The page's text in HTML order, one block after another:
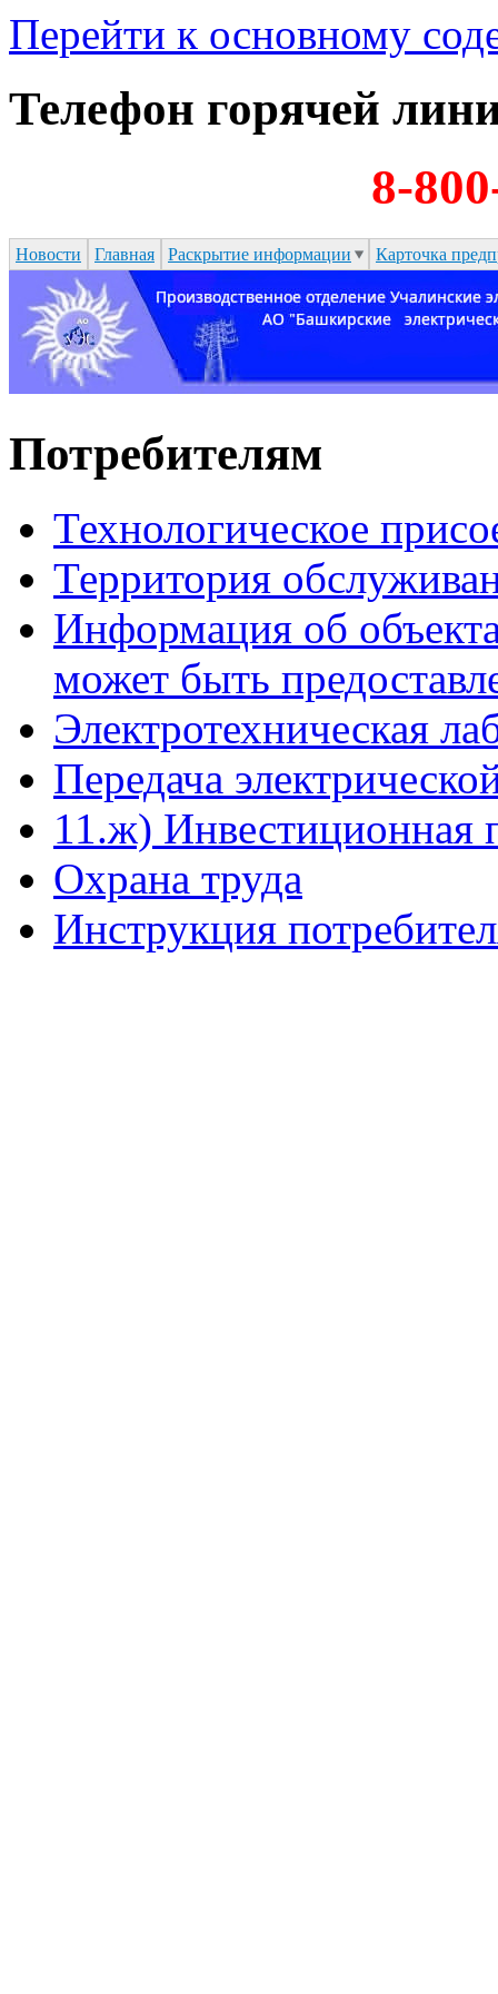
Перейти к основному
Телефон горячей
8-
Новости Главная Раскрытие информации Карточка
Потребителям
Технологическое
Территория
Информация об
может быть
Электротехническая
Передача
11.ж) Инвестиционная
Охрана труда
Инструкция